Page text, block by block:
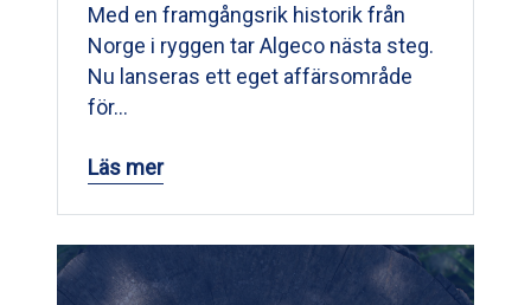
Med en framgångsrik historik från
Norge i ryggen tar Algeco nästa steg.
Nu lanseras ett eget affärsområde
för…
Läs mer